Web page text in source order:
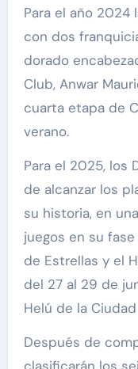
Para el año 2024
con dos
dorado
Club, Anwar
cuarta etapa de
verano.
Para el 2025, los
de alcanzar los
su historia, en
juegos en su
de Estrellas y el
del 27 al 29 de
Helú de la
Después de